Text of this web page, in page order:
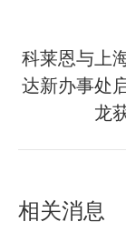
科莱恩与上
达新办事处
龙
相关消息